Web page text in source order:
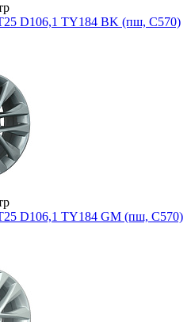
D106,1 TY184 BK (пш, C570)
D106,1 TY184 GM (пш, C570)